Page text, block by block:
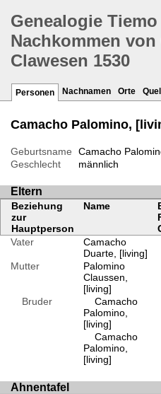
Genealogie
Nachkommen
Clawesen 1530
Personen Nachnamen Orte
Camacho Palomino,
Geburtsname
Camacho
Geschlecht
männlich
Eltern
Beziehung
zur
Hauptperson
Name
Vater
Camacho
Duarte, [living]
Mutter
Palomino
Claussen,
[living]
Bruder
Camacho
Palomino,
[living]
Camacho
Palomino,
[living]
Ahnentafel